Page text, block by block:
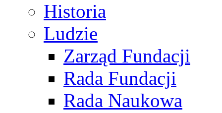
Historia
Ludzie
Zarząd Fundacji
Rada Fundacji
Rada Naukowa